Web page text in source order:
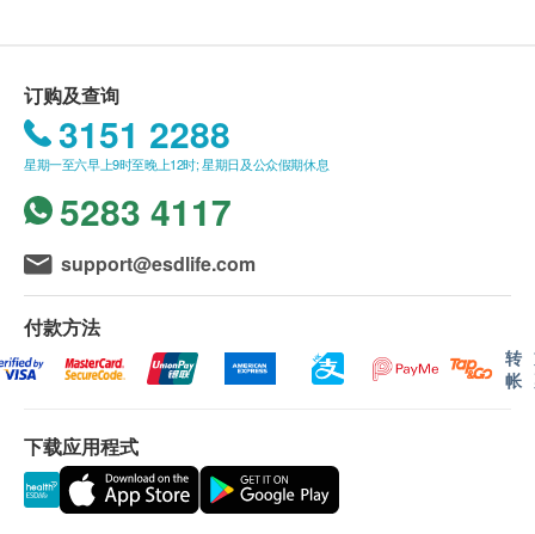
产品功能
热后即可食用
根据日本介护食品协会提出的通用设计食品(UDF)
级，方便依照食用者需求选择合适的食品
细致柔软的食物质感适合咀嚼及吞咽困难、牙齿缺
失、手术后需营养照护人士食用• 饮食餐单由营养
费。 如送货至愉景湾须另收取附加费HK$160。
马湾、东涌须另收取桥费HK$40。 长洲、大屿
山、梅窝、贝澳、长沙、塘福、水口、石壁、宝莲
寺、大澳及香港国际机场，须按实际情况报价。
(附加费可能因应货品尺寸及重量而调整)
我们将于确定订单后5-7个工作天内安排发货。
不排除运送时间会因节日而有所影响。 当八号烈
风讯号悬挂或黑色暴雨警告生效时，送货服务时间
将会延迟。
所有订单须视乎相关货品的供应情况再作最后确
活易有权拒绝接受该订单，并且会于送货前透过电
话或电邮通知顾客再作安排。
订购及查询
3151 2288
星期一至六早上9时至晚上12时; 星期日及公众假期休息
5283 4117
support@esdlife.com
付款方法
转
帐
下载应用程式